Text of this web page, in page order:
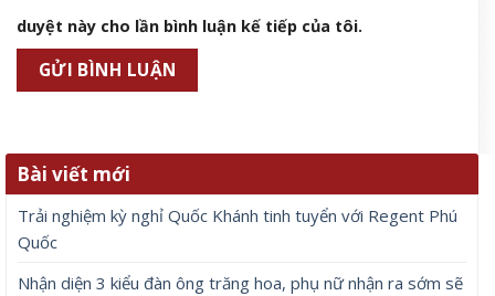
duyệt này cho lần bình luận kế tiếp của tôi.
Bài viết mới
Trải nghiệm kỳ nghỉ Quốc Khánh tinh tuyển với Regent Phú
Quốc
Nhận diện 3 kiểu đàn ông trăng hoa, phụ nữ nhận ra sớm sẽ